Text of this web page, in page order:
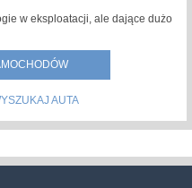
w eksploatacji, ale dające dużo
AUTA